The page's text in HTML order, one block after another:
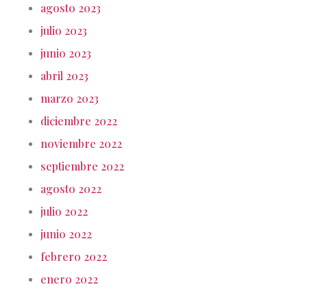
agosto 2023
julio 2023
junio 2023
abril 2023
marzo 2023
diciembre 2022
noviembre 2022
septiembre 2022
agosto 2022
julio 2022
junio 2022
febrero 2022
enero 2022